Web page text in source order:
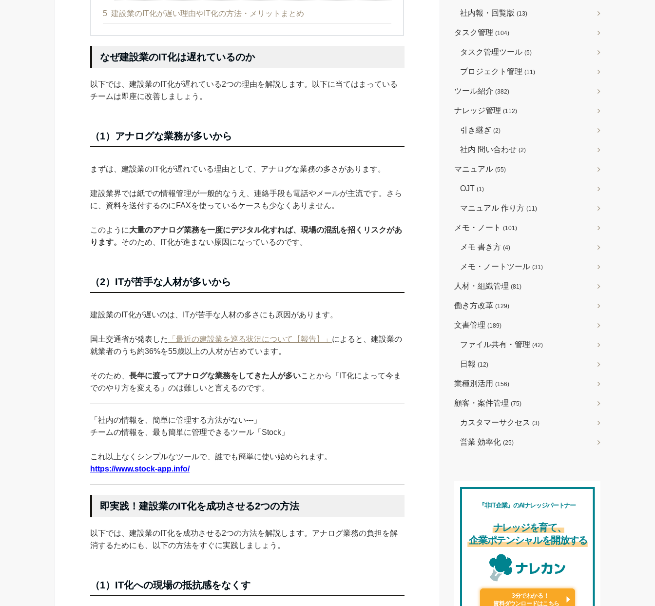
5 建設業のIT化が遅い理由やIT化の方法・メリットまとめ
なぜ建設業のIT化は遅れているのか
以下では、建設業のIT化が遅れている2つの理由を解説します。以下に当てはまっている
チームは即座に改善しましょう。
（1）アナログな業務が多いから
まずは、建設業のIT化が遅れている理由として、アナログな業務の多さがあります。
建設業界では紙での情報管理が一般的なうえ、連絡手段も電話やメールが主流です。さら
に、資料を送付するのにFAXを使っているケースも少なくありません。
このように大量のアナログ業務を一度にデジタル化すれば、現場の混乱を招くリスクがあ
ります。 そのため、IT化が進まない原因になっているのです。
（2）ITが苦手な人材が多いから
建設業のIT化が遅いのは、ITが苦手な人材の多さにも原因があります。
国土交通省が発表した 「最近の建設業を巡る状況について【報告】」 によると、建設業の
就業者のうち約36%を55歳以上の人材が占めています。
そのため、 長年に渡ってアナログな業務をしてきた人が多いことから「IT化によって今ま
でのやり方を変える」のは難しいと言えるのです。
「社内の情報を、簡単に管理する方法がない---」
チームの情報を、最も簡単に管理できるツール「Stock」
これ以上なくシンプルなツールで、誰でも簡単に使い始められます。
https://www.stock-app.info/
即実践！建設業のIT化を成功させる2つの方法
以下では、建設業のIT化を成功させる2つの方法を解説します。アナログ業務の負担を解
消するためにも、以下の方法をすぐに実践しましょう。
（1）IT化への現場の抵抗感をなくす
社内報・回覧版 (13)
タスク管理 (104)
タスク管理ツール (5)
プロジェクト管理 (11)
ツール紹介 (382)
ナレッジ管理 (112)
引き継ぎ (2)
社内 問い合わせ (2)
マニュアル (55)
OJT (1)
マニュアル 作り方 (11)
メモ・ノート (101)
メモ 書き方 (4)
メモ・ノートツール (31)
人材・組織管理 (81)
働き方改革 (129)
文書管理 (189)
ファイル共有・管理 (42)
日報 (12)
業種別活用 (156)
顧客・案件管理 (75)
カスタマーサクセス (3)
営業 効率化 (25)